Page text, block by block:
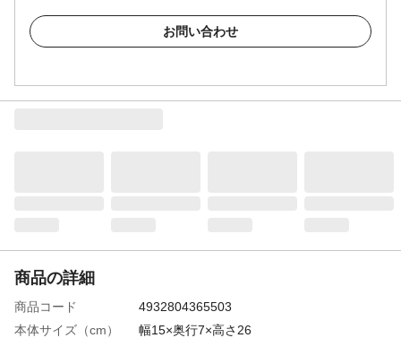
お問い合わせ
商品の詳細
商品コード
4932804365503
本体サイズ（cm）
幅15×奥行7×高さ26